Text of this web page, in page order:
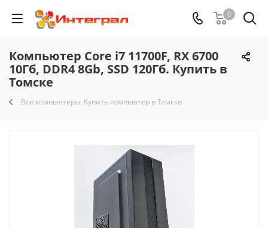
0
Компьютер Core i7 11700F, RX 6700
10Гб, DDR4 8Gb, SSD 120Гб. Купить в
Томске
Все компьютеры. Купить компьютер в Томске